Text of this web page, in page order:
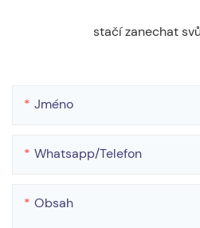
stačí zanechat
Jméno
Whatsapp/telefon
Obsah